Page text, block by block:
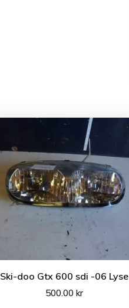
Ski-doo Gtx 600 sdi -06 Lyse
500.00kr